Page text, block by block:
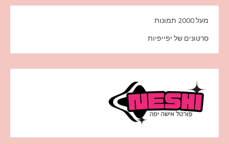
מעל 2000 תמונות
סרטונים של יפייפיות